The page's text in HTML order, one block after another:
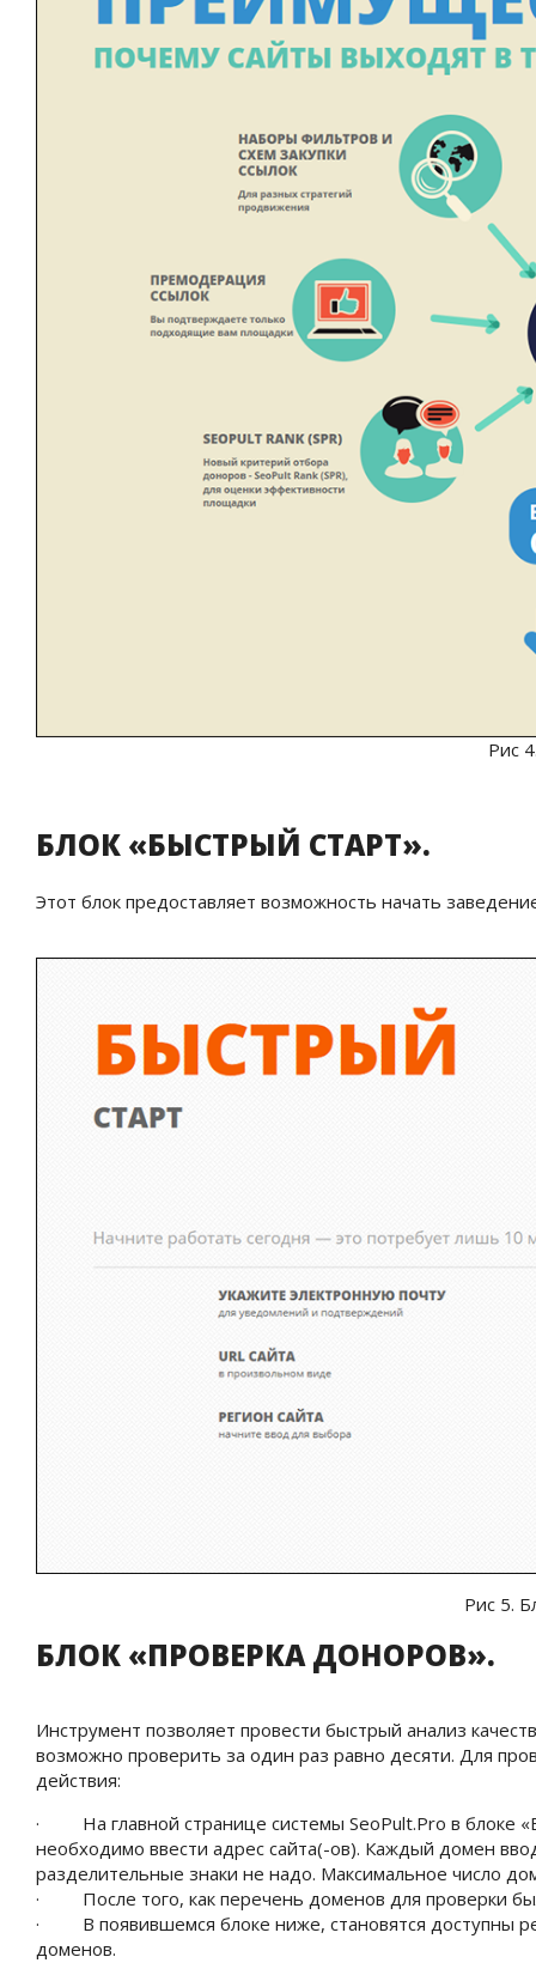
Рис
БЛОК «БЫСТРЫЙ СТАРТ».
Этот блок предоставляет возможность начать
Рис 5.
БЛОК «ПРОВЕРКА ДОНОРОВ».
Инструмент позволяет провести быстрый анализ
возможно проверить за один раз равно десяти. Для
действия:
· На главной странице системы SeoPult.Pro в блоке
необходимо ввести адрес сайта(-ов). Каждый домен
разделительные знаки не надо. Максимальное число
· После того, как перечень доменов для проверки
· В появившемся блоке ниже, становятся доступны
доменов.